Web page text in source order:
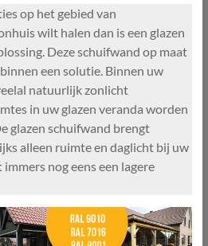
op het gebied van
wilt halen dan is een glazen
Deze schuifwand op maat
een solutie. Binnen uw
natuurlijk zonlicht
in uw glazen veranda worden
glazen schuifwand brengt
alleen ruimte en daglicht bij uw
nog eens een lagere